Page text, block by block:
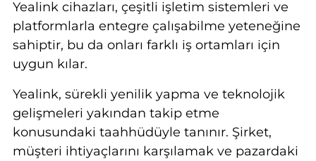
Yealink cihazları, çeşitli işletim sistemleri ve
platformlarla entegre çalışabilme yeteneğine
sahiptir, bu da onları farklı iş ortamları için
uygun kılar.
Yealink, sürekli yenilik yapma ve teknolojik
gelişmeleri yakından takip etme
konusundaki taahhüdüyle tanınır. Şirket,
müşteri ihtiyaçlarını karşılamak ve pazardaki